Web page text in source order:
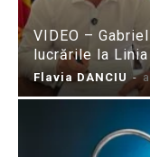
VIDEO –
lucrările la
Flavia DANCIU -